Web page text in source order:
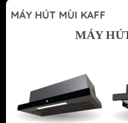
MÁY HÚT MÙI KAFF
MÁY